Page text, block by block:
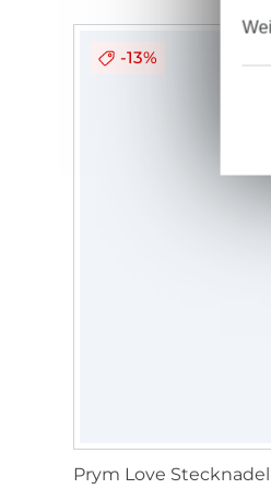
-13%
Prym Love